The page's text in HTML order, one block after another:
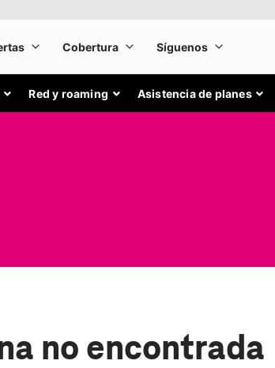
Red y roaming Asistencia de planes